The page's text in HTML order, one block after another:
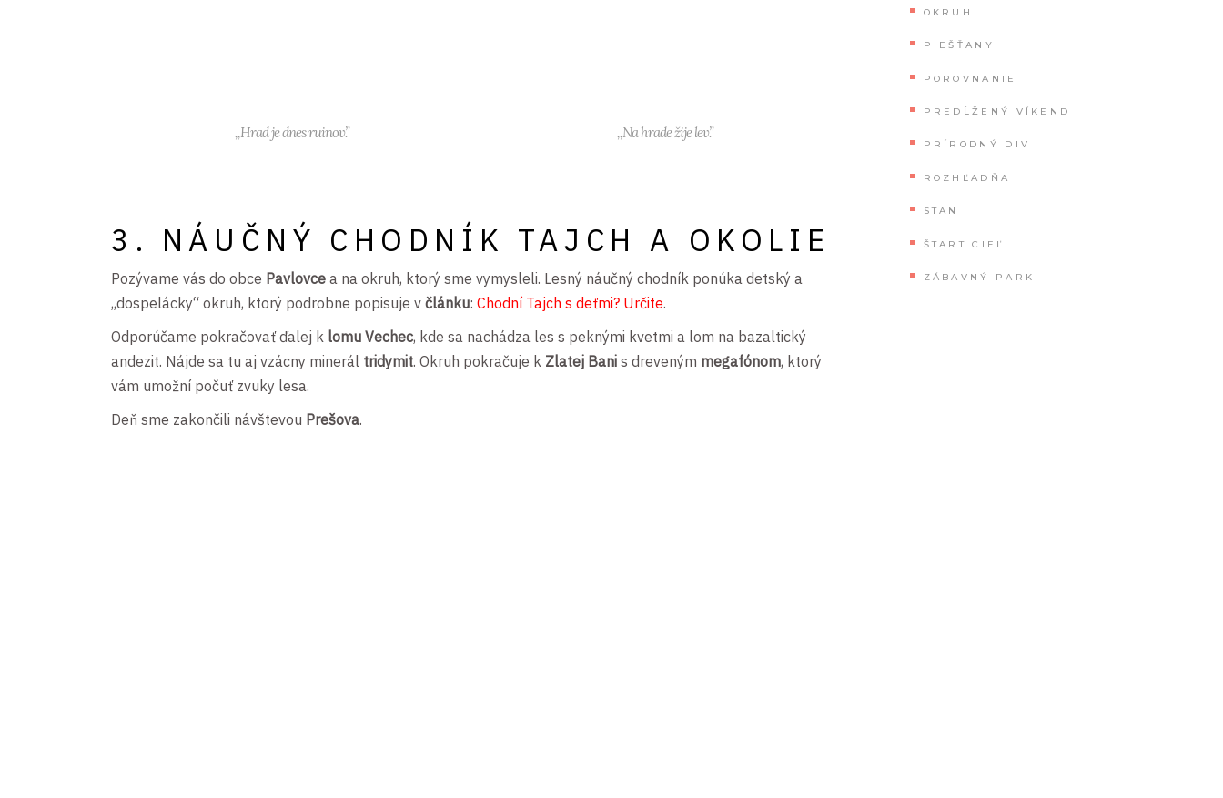
,,Hrad je dnes ruinov.” ,,Na hrade žije lev.”
3. NÁUČNÝ CHODNÍK TAJCH A OKOLIE
Pozývame vás do obce Pavlovce a na okruh, ktorý sme vymysleli. Lesný náučný chodník ponúka detský a
,,dospelácky“ okruh, ktorý podrobne popisuje v článku: Chodní Tajch s deťmi? Určite.
Odporúčame pokračovať ďalej k lomu Vechec, kde sa nachádza les s peknými kvetmi a lom na bazaltický
andezit. Nájde sa tu aj vzácny minerál tridymit. Okruh pokračuje k Zlatej Bani s dreveným megafónom, ktorý
vám umožní počuť zvuky lesa.
Deň sme zakončili návštevou Prešova.
OKRUH
PIEŠŤANY
POROVNANIE
PREDĹŽENÝ VÍKEND
PRÍRODNÝ DIV
ROZHĽADŇA
STAN
ŠTART CIEĽ
ZÁBAVNÝ PARK